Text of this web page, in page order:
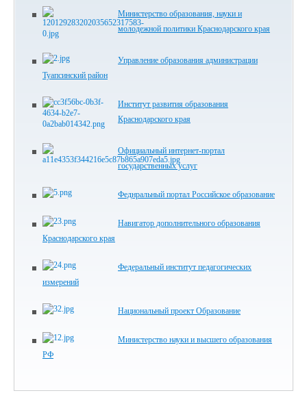
Министерство образования, науки и
молодежной политики Краснодарского края
Управление образования администрации
Туапсинский район
Институт развития образования
Краснодарского края
Официальный интернет-портал
государственных услуг
Феднральный портал Российское образование
Навигатор дополнительного образования
Краснодарского края
Федеральный институт педагогических
измерений
Национальный проект Образование
Министерство науки и высшего образования
РФ